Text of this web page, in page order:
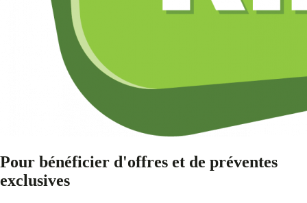
Pour bénéficier d'offres et de préventes
exclusives